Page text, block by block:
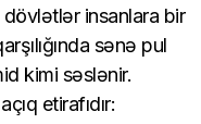
dövlətlər insanlara bir
sənə pul
kimi səslənir.
etirafıdır: